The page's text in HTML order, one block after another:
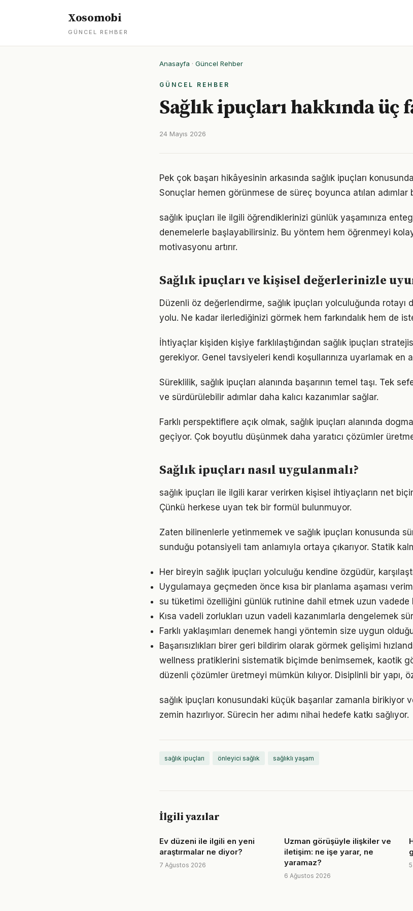
Xosomobi
GÜNCEL REHBER
Anasayfa · Güncel Rehber
GÜNCEL REHBER
Sağlık ipuçları hakkında üç
24 Mayıs 2026
Pek çok başarı hikâyesinin arkasında sağlık ipuçları
Sonuçlar hemen görünmese de süreç boyunca atılan adımlar
sağlık ipuçları ile ilgili öğrendiklerinizi günlük yaşamınıza
denemelerle başlayabilirsiniz. Bu yöntem hem öğrenmeyi
motivasyonu artırır.
Sağlık ipuçları ve kişisel değerlerinizle
Düzenli öz değerlendirme, sağlık ipuçları yolculuğunda rotayı
yolu. Ne kadar ilerlediğinizi görmek hem farkındalık hem de
İhtiyaçlar kişiden kişiye farklılaştığından sağlık ipuçları
gerekiyor. Genel tavsiyeleri kendi koşullarınıza uyarlamak en
Süreklilik, sağlık ipuçları alanında başarının temel taşı. Tek
ve sürdürülebilir adımlar daha kalıcı kazanımlar sağlar.
Farklı perspektiflere açık olmak, sağlık ipuçları alanında
geçiyor. Çok boyutlu düşünmek daha yaratıcı çözümler
Sağlık ipuçları nasıl uygulanmalı?
sağlık ipuçları ile ilgili karar verirken kişisel ihtiyaçların net
Çünkü herkese uyan tek bir formül bulunmuyor.
Zaten bilinenlerle yetinmemek ve sağlık ipuçları konusunda
sunduğu potansiyeli tam anlamıyla ortaya çıkarıyor. Statik
Her bireyin sağlık ipuçları yolculuğu kendine özgüdür,
Uygulamaya geçmeden önce kısa bir planlama aşaması
su tüketimi özelliğini günlük rutinine dahil etmek uzun vadede
Kısa vadeli zorlukları uzun vadeli kazanımlarla dengelemek
Farklı yaklaşımları denemek hangi yöntemin size uygun
Başarısızlıkları birer geri bildirim olarak görmek gelişimi
wellness pratiklerini sistematik biçimde benimsemek, kaotik
düzenli çözümler üretmeyi mümkün kılıyor. Disiplinli bir yapı,
sağlık ipuçları konusundaki küçük başarılar zamanla birikiyor
zemin hazırlıyor. Sürecin her adımı nihai hedefe katkı sağlıyor.
sağlık ipuçları önleyici sağlık sağlıklı yaşam
İlgili yazılar
Ev düzeni ile ilgili en yeni
araştırmalar ne diyor?
7 Ağustos 2026
Uzman görüşüyle ilişkiler ve
iletişim: ne işe yarar, ne
yaramaz?
6 Ağustos 2026